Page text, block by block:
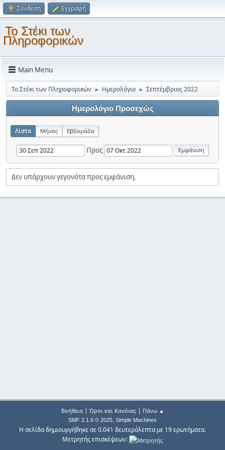
Σύνδεση Εγγραφή
Το Στέκι των
Πληροφορικών
Main Menu
Το Στέκι των Πληροφορικών ► Ημερολόγιο ► Σεπτέμβριος 2022
Ημερολόγιο Προσεχώς
Λίστα Μήνας Εβδομάδα
Προς
Δεν υπάρχουν γεγονότα προς εμφάνιση.
Βοήθεια| Όροι και Κανόνες| Πάνω ▲
SMF 2.1.6 © 2025, Simple Machines
Η σελίδα δημιουργήθηκε σε 0.041 δευτερόλεπτα με 19 ερωτήματα.
Μετρητής επισκέψεων: